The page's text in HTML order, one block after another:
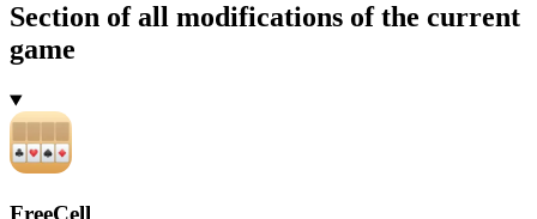
Section of all modifications of the current
game
FreeCell